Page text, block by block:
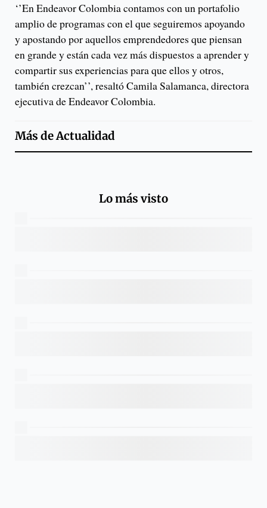
‘’En Endeavor Colombia contamos con un portafolio
amplio de programas con el que seguiremos apoyando
y apostando por aquellos emprendedores que piensan
en grande y están cada vez más dispuestos a aprender y
compartir sus experiencias para que ellos y otros,
también crezcan’’, resaltó Camila Salamanca, directora
ejecutiva de Endeavor Colombia.
Más deActualidad
Lo más visto